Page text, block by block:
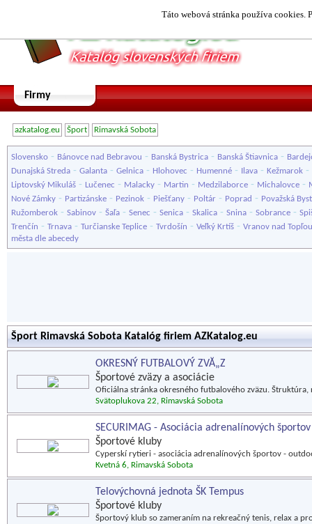
Táto webová stránka používa cookies.
Firmy
azkatalog.eu Šport Rimavská Sobota
Slovensko - Bánovce nad Bebravou - Banská Bystrica - Banská Štiavnica -
Dunajská Streda - Galanta - Gelnica - Hlohovec - Humenné - Ilava - Kežmarok -
Liptovský Mikuláš - Lučenec - Malacky - Martin - Medzilaborce - Michalovce -
Nové Zámky - Partizánske - Pezinok - Piešťany - Poltár - Poprad - Považská
Ružomberok - Sabinov - Šaľa - Senec - Senica - Skalica - Snina - Sobrance -
Trenčín - Trnava - Turčianske Teplice - Tvrdošín - Veľký Krtíš - Vranov nad Topľou
města dle abecedy
Šport Rimavská Sobota Katalóg firiem AZKatalog.eu
OKRESNÝ FUTBALOVÝ ZVĂ„Z
Športové zväzy a asociácie
Oficiálna stránka okresného futbalového zväzu.
Svätoplukova 22, Rimavská Sobota
SECURIMAG - Asociácia adrenalínových športov
Športové kluby
Cyperskí rytieri - asociácia adrenalínových športov -
Kvetná 6, Rimavská Sobota
Telovýchovná jednota ŠK Tempus
Športové kluby
Športový klub so zameraním na rekreačný tenis, relax a